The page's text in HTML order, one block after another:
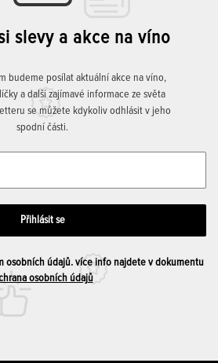
slevy a akce na víno
budeme posílat aktuální akce na víno,
a další zajímavé informace ze světa
se můžete kdykoliv odhlásit v jeho
spodní části.
osobních údajů. více info najdete v dokumentu
osobních údajů